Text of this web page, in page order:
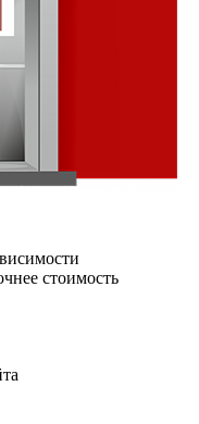
стоимость